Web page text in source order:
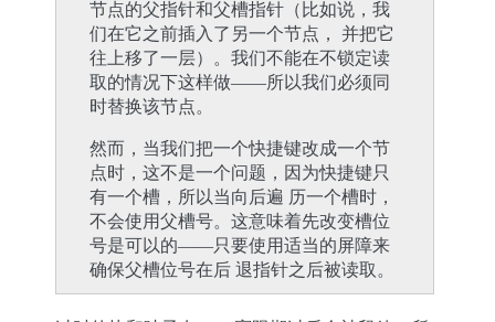
节点的父指针和父槽指针（比如说，我
们在它之前插入了另一个节点， 并把它
往上移了一层）。我们不能在不锁定读
取的情况下这样做——所以我们必须同
时替换该节点。
然而，当我们把一个快捷键改成一个节
点时，这不是一个问题，因为快捷键只
有一个槽，所以当向后遍 历一个槽时，
不会使用父槽号。这意味着先改变槽位
号是可以的——只要使用适当的屏障来
确保父槽位号在后 退指针之后被读取。